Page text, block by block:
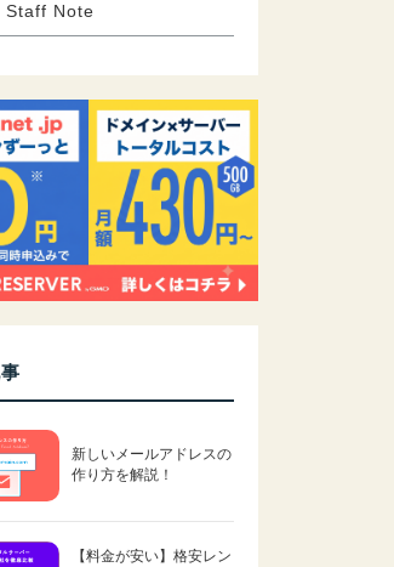
Staff Note
新しいメールアドレスの
作り方を解説！
【料金が安い】格安レン